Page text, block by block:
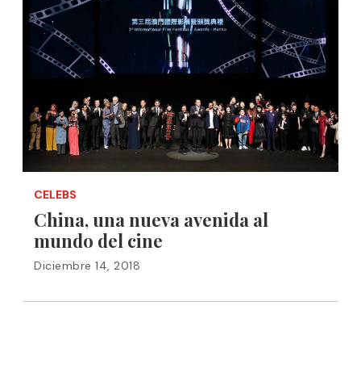
CELEBS
China, una nueva avenida al
mundo del cine
Diciembre 14, 2018